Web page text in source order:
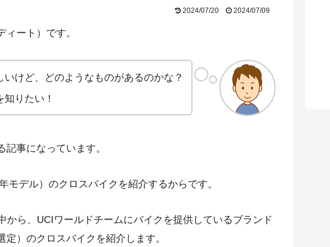
2024/07/20 2024/07/09
ート）です。
けど、どのようなものがあるのかな？
りたい！
事になっています。
モデル）のクロスバイクを紹介するからです。
から、UCIワールドチームにバイクを提供しているブランド
）のクロスバイクを紹介します。